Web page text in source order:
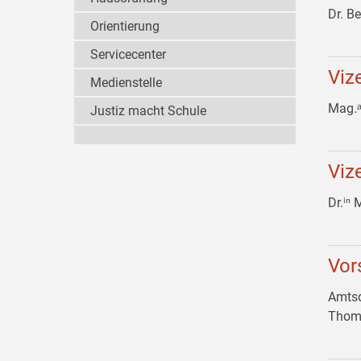
Dr.
Dr.ⁱⁿ
Orientierung
Servicecenter
Medienstelle
Justiz macht Schule